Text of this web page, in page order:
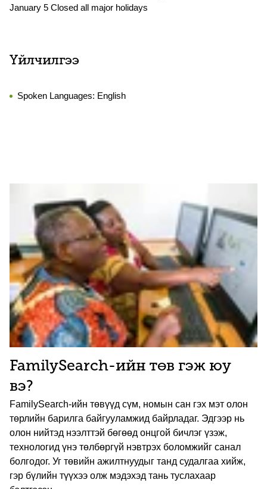
January 5 Closed all major holidays
Үйлчилгээ
Spoken Languages: English
FamilySearch-ийн төв гэж юу
вэ?
FamilySearch-ийн төвүүд сүм, номын сан гэх мэт олон
төрлийн барилга байгууламжид байрладаг. Эдгээр нь
олон нийтэд нээлттэй бөгөөд онцгой бичлэг үзэж,
технологид үнэ төлбөргүй нэвтрэх боломжийг санал
болгодог. Уг төвийн ажилтнуудыг танд судалгаа хийж,
гэр бүлийн түүхээ олж мэдэхэд тань туслахаар